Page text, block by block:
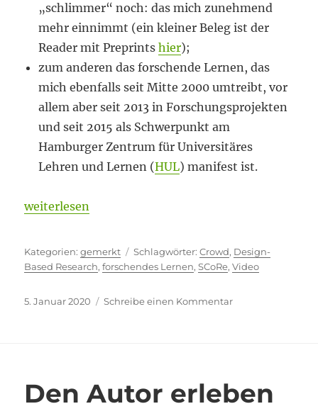
„schlimmer“ noch: das mich zunehmend
mehr einnimmt (ein kleiner Beleg ist der
Reader mit Preprintshier);
zum anderen das forschende Lernen, das
mich ebenfalls seit Mitte 2000 umtreibt, vor
allem aber seit 2013 in Forschungsprojekten
und seit 2015 als Schwerpunkt am
Hamburger Zentrum für Universitäres
Lehren und Lernen (HUL) manifest ist.
„Momente des Innehaltens“
weiterlesen
Kategorien
gemerkt Schlagwörter
Crowd, Design-
Based Research,forschendes Lernen,SCoRe,Video
Veröffentlicht
5. Januar 2020 Schreibe einen Kommentarzu
Den Autor erleben